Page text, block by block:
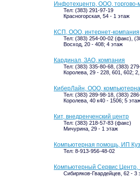
Инфотехцентр, ООО,
Тел: (383) 291-97-19
Красногорская, 54 - 1 этаж
КСП, ООО, интернет-компания
Тел: (383) 254-00-02 (факс),
Восход, 20 - 408; 4 этаж
Кардинал, ЗАО, компания
Тел: (383) 335-80-68, (383)
Королева, 29 - 228, 601, 602;
КиберЛайн, ООО,
Тел: (383) 289-98-18, (383)
Королева, 40 к40 - 1506; 5 этаж
Кит, внедренченский центр
Тел: (383) 218-57-83 (факс)
Мичурина, 29 - 1 этаж
Компьютерная помощь, ИП
Тел: 8-913-956-48-02
Компьютерный Сервис
Сибиряков-Гвардейцев, 62 - 3